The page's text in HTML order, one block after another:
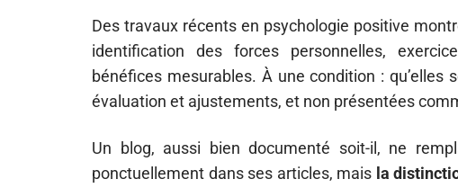
Des travaux récents en psychologie positive
identification des forces personnelles,
bénéfices mesurables. À une condition :
évaluation et ajustements, et non présentées
Un blog, aussi bien documenté soit-il, ne
ponctuellement dans ses articles, mais la